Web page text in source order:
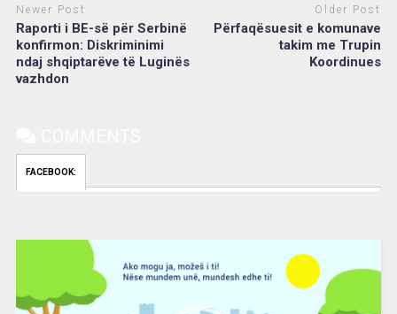
Newer Post
Raporti i BE-së për Serbinë
konfirmon: Diskriminimi
ndaj shqiptarëve të Luginës
vazhdon
Older Post
Përfaqësuesit e komunave
takim me Trupin
Koordinues
FACEBOOK: